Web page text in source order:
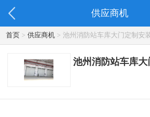
供应商机
首页> 供应商机> 池州消防站车库大门定制安
池州消防站车库